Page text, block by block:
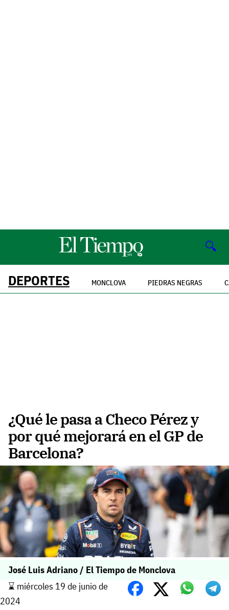
🔍
DEPORTES MONCLOVA PIEDRAS NEGRAS
¿Qué le pasa a Checo Pérez y
por qué mejorará en el GP de
Barcelona?
José Luis Adriano / El Tiempo de Monclova
⌛️ miércoles 19 de junio de
2024